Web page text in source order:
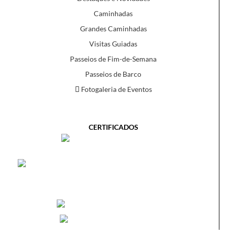
Caminhadas
Grandes Caminhadas
Visitas Guiadas
Passeios de Fim-de-Semana
Passeios de Barco
Fotogaleria de Eventos
CERTIFICADOS